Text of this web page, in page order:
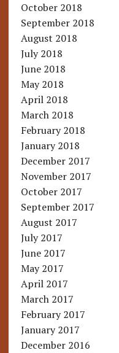
October 2018
September 2018
August 2018
July 2018
June 2018
May 2018
April 2018
March 2018
February 2018
January 2018
December 2017
November 2017
October 2017
September 2017
August 2017
July 2017
June 2017
May 2017
April 2017
March 2017
February 2017
January 2017
December 2016